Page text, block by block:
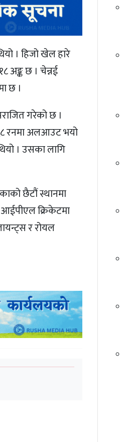
। हिजो खेल हारे
अङ्क छ । चेन्नई
छ ।
गरेको छ ।
रनमा अलआउट भयो
। उसका लागि
छैटौं स्थानमा
क्रिकेटमा
र रोयल